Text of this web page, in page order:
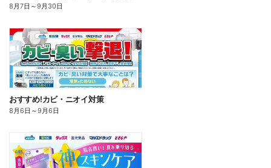
8月7日 ～9月30日
おすすめ!カビ・ニオイ対策
8月6日 ～9月6日